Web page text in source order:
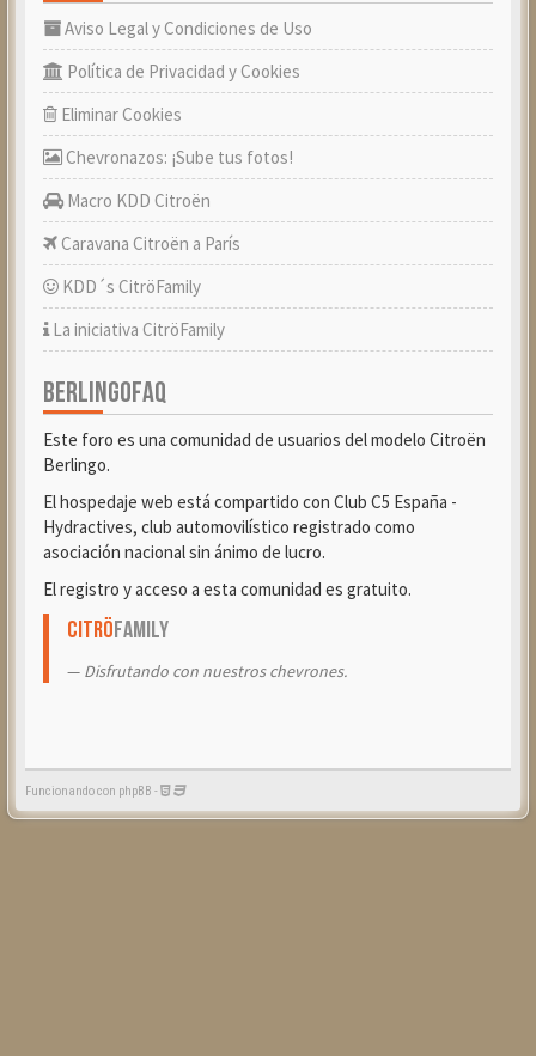
Aviso Legal y Condiciones de Uso
Política de Privacidad y Cookies
Eliminar Cookies
Chevronazos: ¡Sube tus fotos!
Macro KDD Citroën
Caravana Citroën a París
KDD´s CitröFamily
La iniciativa CitröFamily
BERLINGOFAQ
Este foro es una comunidad de usuarios del modelo Citroën
Berlingo.
El hospedaje web está compartido con Club C5 España -
Hydractives, club automovilístico registrado como
asociación nacional sin ánimo de lucro.
El registro y acceso a esta comunidad es gratuito.
CitröFamily
Disfrutando con nuestros chevrones.
Funcionando con phpBB -